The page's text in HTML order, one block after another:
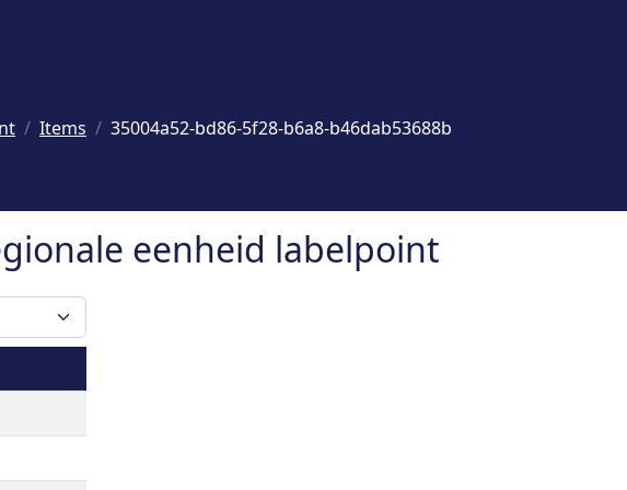
Items
35004a52-bd86-5f28-b6a8-b46dab53688b
eenheid labelpoint